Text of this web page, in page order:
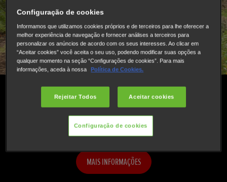
O Moderno Moto4 de Médio Porte
Novo Fourtrax TRX420
MAIS INFORMAÇÕES
Configuração de cookies
Informamos que utilizamos cookies próprios e de terceiros para lhe oferecer a
melhor experiência de navegação e fornecer análises a terceiros para
personalizar os anúncios de acordo com os seus interesses. Ao clicar em
“Aceitar cookies” você aceita o seu uso, podendo modificar suas opções a
qualquer momento na seção “Configurações de cookies”. Para mais
informações, aceda à nossa
Política de Cookies.
Rejeitar Todos Aceitar cookies
Configuração de cookies